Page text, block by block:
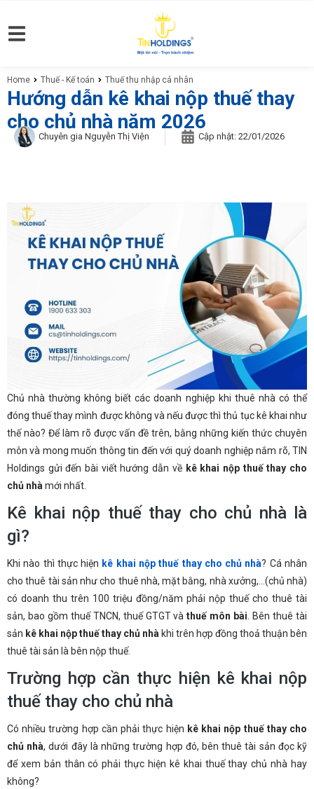
You are here:
Home Thuế - Kế toán Thuế thu nhập cá nhân
Hướng dẫn kê khai nộp thuế thay
cho chủ nhà năm 2026
Chuyên gia Nguyễn Thị Viện Cập nhật: 22/01/2026
Chủ nhà thường không biết các doanh nghiệp khi thuê nhà có thể
đóng thuế thay mình được không và nếu được thì thủ tục kê khai như
thế nào? Để làm rõ được vấn đề trên, bằng những kiến thức chuyên
môn và mong muốn thông tin đến với quý doanh nghiệp nắm rõ, TIN
Holdings gửi đến bài viết hướng dẫn về kê khai nộp thuế thay cho
chủ nhà mới nhất.
Kê khai nộp thuế thay cho chủ nhà là
gì?
Khi nào thì thực hiện kê khai nộp thuế thay cho chủ nhà? Cá nhân
cho thuê tài sản như cho thuê nhà, mặt bằng, nhà xưởng,…(chủ nhà)
có doanh thu trên 100 triệu đồng/năm phải nộp thuế cho thuê tài
sản, bao gồm thuế TNCN, thuế GTGT vàthuế môn bài . Bên thuê tài
sản kê khai nộp thuế thay chủ nhà khi trên hợp đồng thoả thuận bên
thuê tài sản là bên nộp thuế.
Trường hợp cần thực hiện kê khai nộp
thuế thay cho chủ nhà
Có nhiều trường hợp cần phải thực hiện kê khai nộp thuế thay cho
chủ nhà, dưới đây là những trường hợp đó, bên thuê tài sản đọc kỹ
để xem bản thân có phải thực hiện kê khai thuế thay chủ nhà hay
không?